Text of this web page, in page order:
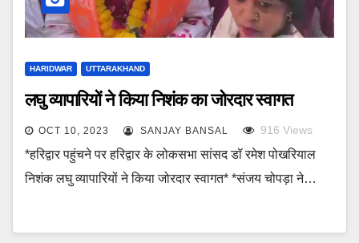
HARIDWAR UTTARAKHAND
लघु व्यापारियों ने किया निशंक का जोरदार स्वागत
OCT 10, 2023 SANJAY BANSAL 916 Views
*हरिद्वार पहुंचने पर हरिद्वार के लोकसभा सांसद डॉ रमेश पोखरियाल
निशंक लघु व्यापारियों ने किया जोरदार स्वागत* *संजय चोपड़ा ने…